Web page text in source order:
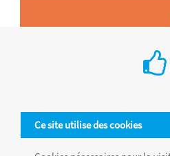
Ce site utilise des cookies